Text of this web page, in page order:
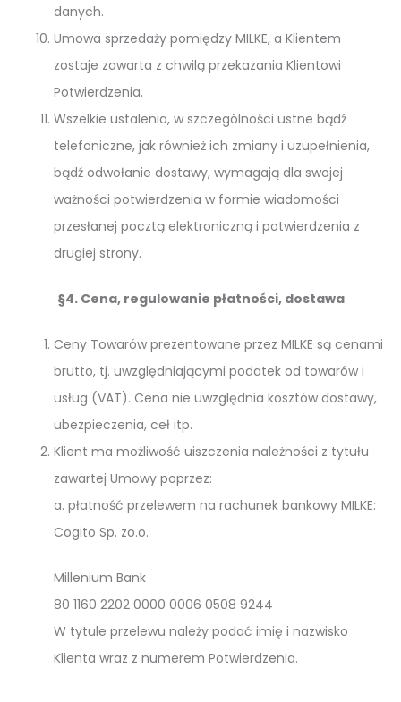
danych.
Umowa sprzedaży pomiędzy MILKE, a Klientem
zostaje zawarta z chwilą przekazania Klientowi
Potwierdzenia.
Wszelkie ustalenia, w szczególności ustne bądź
telefoniczne, jak również ich zmiany i uzupełnienia,
bądź odwołanie dostawy, wymagają dla swojej
ważności potwierdzenia w formie wiadomości
przesłanej pocztą elektroniczną i potwierdzenia z
drugiej strony.
§4. Cena, regulowanie płatności, dostawa
Ceny Towarów prezentowane przez MILKE są cenami
brutto, tj. uwzględniającymi podatek od towarów i
usług (VAT). Cena nie uwzględnia kosztów dostawy,
ubezpieczenia, ceł itp.
Klient ma możliwość uiszczenia należności z tytułu
zawartej Umowy poprzez:
a. płatność przelewem na rachunek bankowy MILKE:
Cogito Sp. zo.o.
Millenium Bank
80 1160 2202 0000 0006 0508 9244
W tytule przelewu należy podać imię i nazwisko
Klienta wraz z numerem Potwierdzenia.